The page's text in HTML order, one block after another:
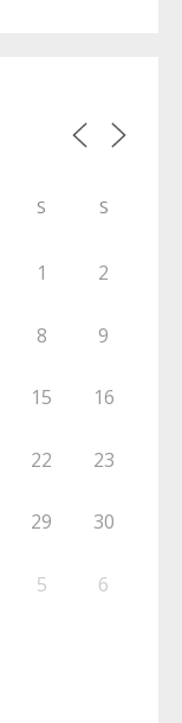
S S
1 2
8 9
15 16
22 23
29 30
5 6